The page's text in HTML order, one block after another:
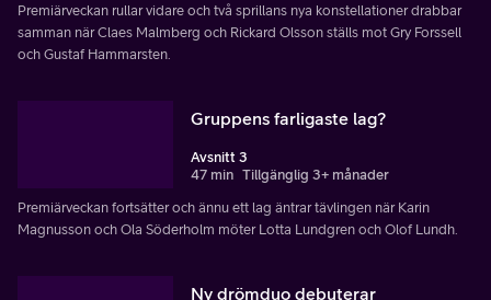
Premiärveckan rullar vidare och två sprillans nya konstellationer drabbar
samman när Claes Malmberg och Rickard Olsson ställs mot Gry Forssell
och Gustaf Hammarsten.
Gruppens farligaste lag?
Avsnitt 3
47 min Tillgänglig 3+ månader
Premiärveckan fortsätter och ännu ett lag äntrar tävlingen när Karin
Magnusson och Ola Söderholm möter Lotta Lundgren och Olof Lundh.
Ny drömduo debuterar